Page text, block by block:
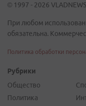
© 1997 - 2026 VLADNEWS
При любом
обязательна.
Политика обработки
Рубрики
Общество
Политика